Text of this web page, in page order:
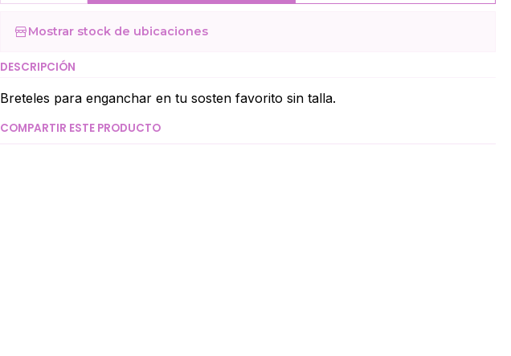
Mostrar stock de ubicaciones
DESCRIPCIÓN
Breteles para enganchar en tu sosten favorito sin talla.
COMPARTIR ESTE PRODUCTO